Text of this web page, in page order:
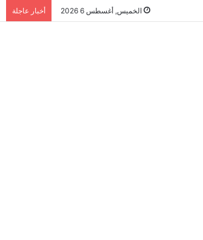
الخميس, أغسطس 6 2026 أخبار عاجلة